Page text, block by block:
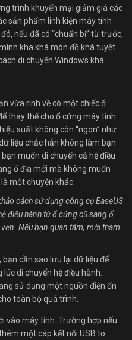
trình khuyến mại giảm giá các
sản phẩm linh kiện máy tính
nếu đã có “chuẩn bị” từ trước,
kha khá món đồ khá tuyệt
di chuyển Windows khá
vừa rinh về có một chiếc ổ
thay thế cho ổ cứng máy tính
suất không còn “ngon” như
liệu chắc hẳn không làm bạn
muốn di chuyển cả hệ điều
ổ đĩa mới mà không muốn
một chuyện khác.
cách sử dụng công cụ EaseUS
điều hành từ ổ cứng cũ sang ổ
Nếu bạn quan tâm, mời tham
cần sao lưu lại dữ liệu để
di chuyển hệ điều hành.
sử dụng một nguồn điện ổn
toàn bộ quá trình.